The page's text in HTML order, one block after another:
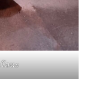
ลหะ